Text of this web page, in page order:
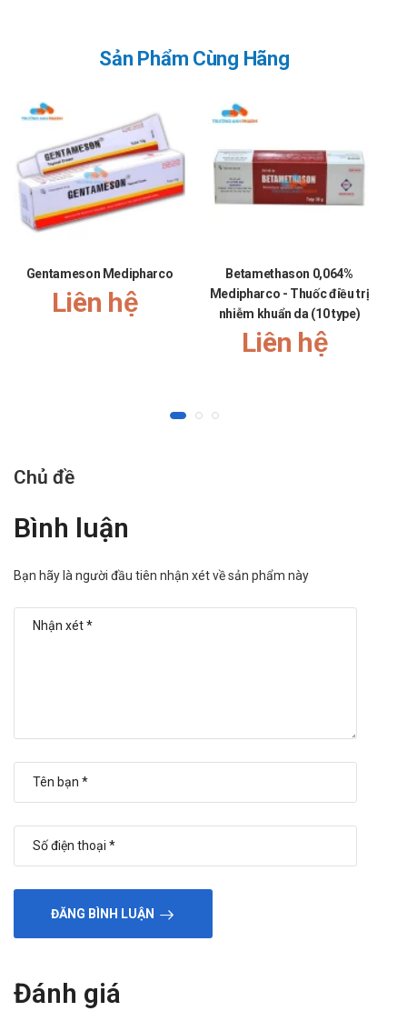
Sản Phẩm Cùng Hãng
Gentameson Medipharco
Liên hệ
Betamethason 0,064%
Medipharco - Thuốc điều trị
nhiễm khuẩn da (10 type)
Liên hệ
Chủ đề
Bình luận
Bạn hãy là người đầu tiên nhận xét về sản phẩm này
ĐĂNG BÌNH LUẬN
Đánh giá